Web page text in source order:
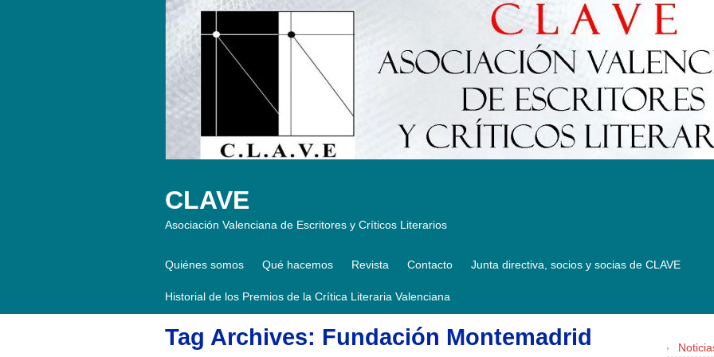
CLAVE
Asociación Valenciana de Escritores y Críticos Literarios
Quiénes somos Qué hacemos Revista Contacto Junta directiva, socios y socias de CLAVE
Historial de los Premios de la Crítica Literaria Valenciana
Tag Archives: Fundación Montemadrid